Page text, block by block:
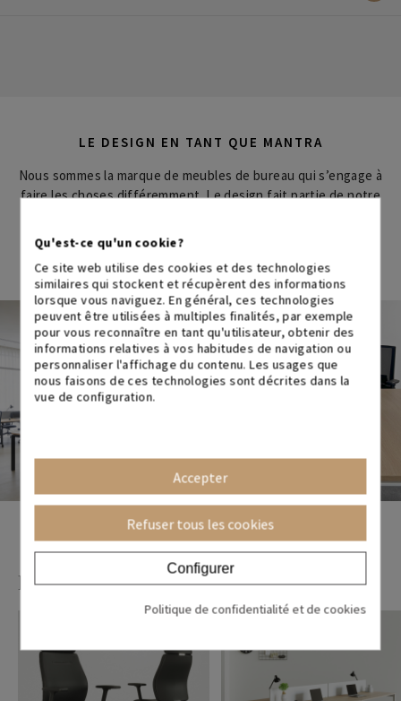
LE DESIGN EN TANT QUE MANTRA
Nous sommes la marque de meubles de bureau qui s’engage à
faire les choses différemment. Le design fait partie de notre
utiles et esthétiques. BIKKOM vous offre le meilleur design
de mobilier de bureau avec un excellent rapport qualité/prix.
Produits associés
Qu'est-ce qu'un cookie?
Ce site web utilise des cookies et des technologies
similaires qui stockent et récupèrent des informations
lorsque vous naviguez. En général, ces technologies
peuvent être utilisées à multiples finalités, par exemple
pour vous reconnaître en tant qu'utilisateur, obtenir des
informations relatives à vos habitudes de navigation ou
personnaliser l'affichage du contenu. Les usages que
nous faisons de ces technologies sont décrites dans la
vue de configuration.
Accepter
Refuser tous les cookies
Configurer
Politique de confidentialité et de cookies